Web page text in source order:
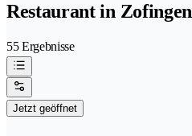
Restaurant in Zofingen
55 Ergebnisse
Jetzt geöffnet